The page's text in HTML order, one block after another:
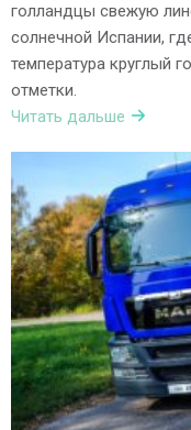
голландцы свежую
солнечной Испании,
температура круглый
отметки.
Читать дальше